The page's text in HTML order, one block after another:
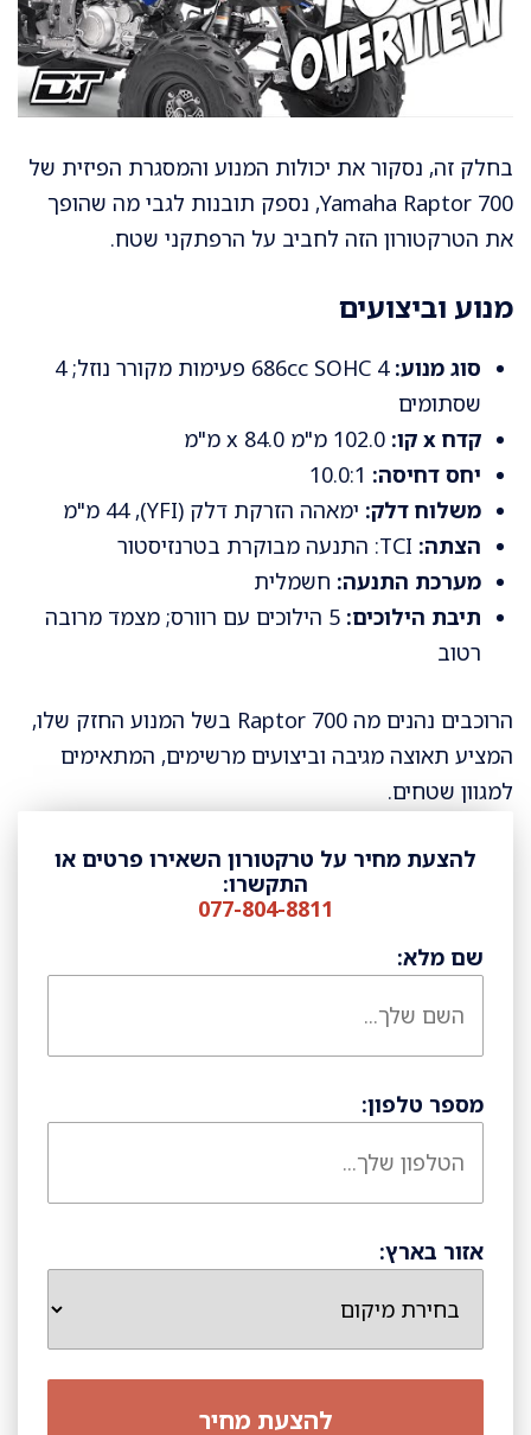
בחלק זה, נסקור את יכולות המנוע והמסגרת הפיזית של
Yamaha Raptor 700, נספק תובנות לגבי מה שהופך
את הטרקטורון הזה לחביב על הרפתקני שטח.
מנוע וביצועים
סוג מנוע:
686cc SOHC 4 פעימות מקורר נוזל; 4
שסתומים
קדח x קו:
יחס דחיסה:
משלוח דלק: ימאהה הזרקת דלק (YFI), 44 מ"מ
הצתה:
מערכת התנעה: חשמלית
תיבת הילוכים:
5 הילוכים עם רוורס; מצמד מרובה
רטוב
הרוכבים נהנים מה Raptor 700 בשל המנוע החזק שלו,
המציע תאוצה מגיבה וביצועים מרשימים, המתאימים
למגוון שטחים.
להצעת מחיר על טרקטורון השאירו פרטים או
התקשרו:
077-804-8811
שם מלא:
מספר טלפון:
אזור בארץ: